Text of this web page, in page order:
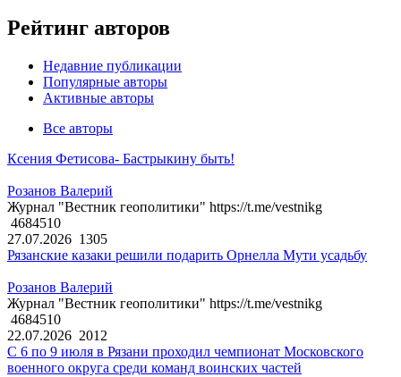
Рейтинг авторов
Недавние публикации
Популярные авторы
Активные авторы
Все авторы
Ксения Фетисова- Бастрыкину быть!
Розанов Валерий
Журнал "Вестник геополитики" https://t.me/vestnikg
4684510
27.07.2026 1305
Рязанские казаки решили подарить Орнелла Мути усадьбу
Розанов Валерий
Журнал "Вестник геополитики" https://t.me/vestnikg
4684510
22.07.2026 2012
С 6 по 9 июля в Рязани проходил чемпионат Московского
военного округа среди команд воинских частей